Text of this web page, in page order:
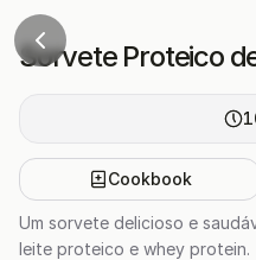
Sorvete Proteico
Cookbook
Um sorvete delicioso e
leite proteico e whey protein.